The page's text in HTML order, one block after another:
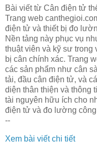
Bài viết từ Cân điện tử
Trang web
điện tử và thiết bị đo
Nền tảng này phục vụ
thuật viên và kỹ sư
bị cân chính xác. Trang
các sản phẩm như cân
tải, đầu cân điện tử, và
diện thân thiện và thông
tài nguyên hữu ích cho
điện tử và đo lường
--
Xem bài viết chi tiết